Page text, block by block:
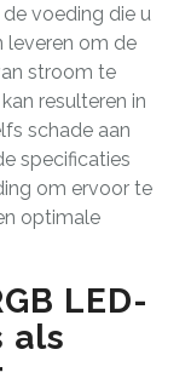
voeding die u
leveren om de
stroom te
resulteren in
schade aan
specificaties
om ervoor te
optimale
LED-
als